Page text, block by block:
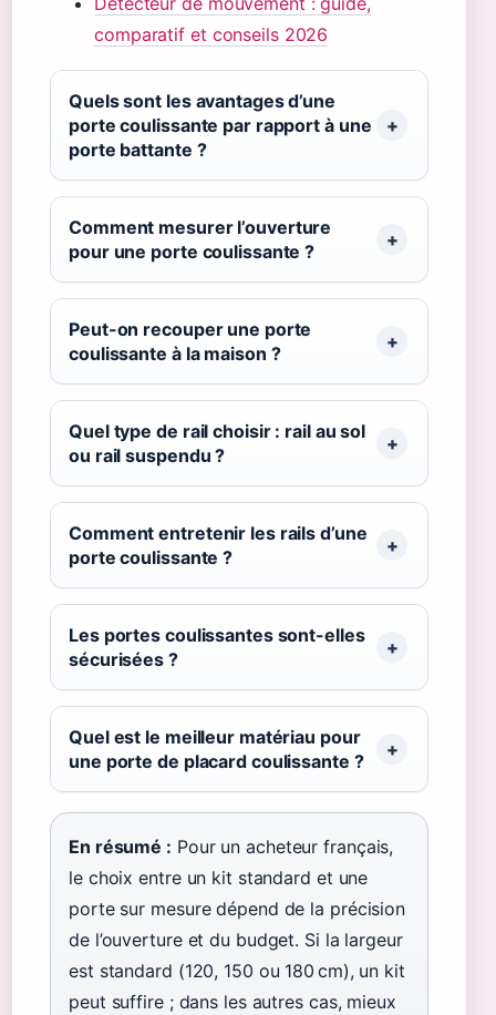
comparatif et conseils 2026
Quels sont les avantages d’une
porte coulissante par rapport à une
porte battante ?
Comment mesurer l’ouverture
pour une porte coulissante ?
Peut-on recouper une porte
coulissante à la maison ?
Quel type de rail choisir : rail au sol
ou rail suspendu ?
Comment entretenir les rails d’une
porte coulissante ?
Les portes coulissantes sont-elles
sécurisées ?
Quel est le meilleur matériau pour
une porte de placard coulissante ?
En résumé : Pour un acheteur français,
le choix entre un kit standard et une
porte sur mesure dépend de la précision
de l’ouverture et du budget. Si la largeur
est standard (120, 150 ou 180 cm), un kit
peut suffire ; dans les autres cas, mieux